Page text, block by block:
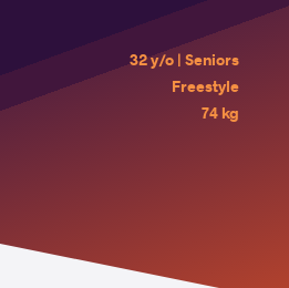
32 y/o | Seniors
Freestyle
74 kg